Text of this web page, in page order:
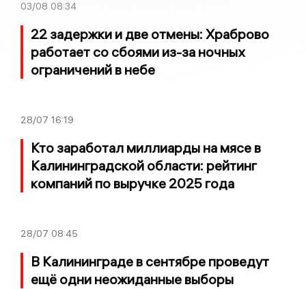
03/08 08:34
22 задержки и две отмены: Храброво
работает со сбоями из-за ночных
ограничений в небе
28/07 16:19
Кто заработал миллиарды на мясе в
Калининградской области: рейтинг
компаний по выручке 2025 года
28/07 08:45
В Калининграде в сентябре проведут
ещё одни неожиданные выборы